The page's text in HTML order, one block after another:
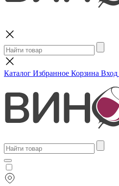
Каталог Избранное Корзина Вход